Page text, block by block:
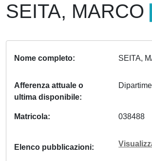
SEITA, MARCO
Nome completo SEITA,
Afferenza attuale o
ultima disponibile
Matricola 038488
Elenco pubblicazioni